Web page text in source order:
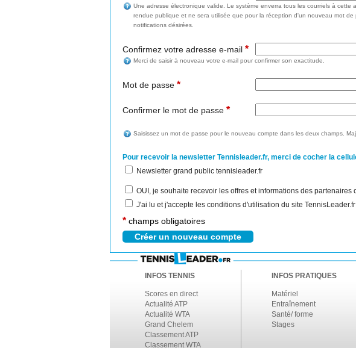
Une adresse électronique valide. Le système enverra tous les courriels à cette
rendue publique et ne sera utilisée que pour la réception d'un nouveau mot
notifications désirées.
Confirmez votre adresse e-mail *
Merci de saisir à nouveau votre e-mail pour confirmer son exactitude.
Mot de passe *
Confirmer le mot de passe *
Saisissez un mot de passe pour le nouveau compte dans les deux champs.
Pour recevoir la newsletter Tennisleader.fr, merci de cocher la
Newsletter grand public tennisleader.fr
OUI, je souhaite recevoir les offres et informations des partenaires
J'ai lu et j'accepte les conditions d'utilisation du site TennisLeader.fr
* champs obligatoires
INFOS TENNIS
Scores en direct
Actualité ATP
Actualité WTA
Grand Chelem
Classement ATP
Classement WTA
INFOS PRATIQUES
Matériel
Entraînement
Santé/ forme
Stages